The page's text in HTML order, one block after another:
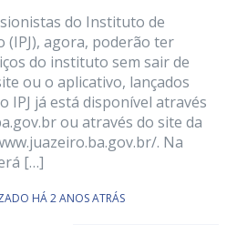
do Instituto de
(IPJ), agora, poderão ter
do instituto sem sair de
ou o aplicativo, lançados
IPJ já está disponível através
ou através do site da
. Na
[…]
HÁ 2 ANOS ATRÁS